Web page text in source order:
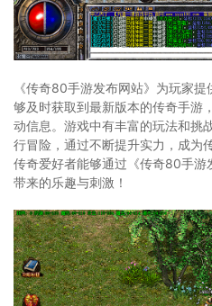
《传奇80手游发布网站》为玩家
够及时获取到最新版本的传奇手游
动信息。游戏中有丰富的玩法和挑
行冒险，通过不断提升实力，成为
传奇爱好者能够通过《传奇80手游
带来的乐趣与刺激！